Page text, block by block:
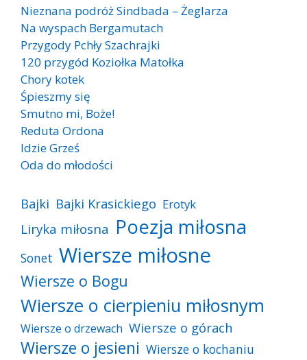
Nieznana podróż Sindbada – Żeglarza
Na wyspach Bergamutach
Przygody Pchły Szachrajki
120 przygód Koziołka Matołka
Chory kotek
Śpieszmy się
Smutno mi, Boże!
Reduta Ordona
Idzie Grześ
Oda do młodości
Bajki Bajki Krasickiego Erotyk
Liryka miłosna Poezja miłosna
Sonet Wiersze miłosne
Wiersze o Bogu
Wiersze o cierpieniu miłosnym
Wiersze o drzewach Wiersze o górach
Wiersze o jesieni Wiersze o kochaniu